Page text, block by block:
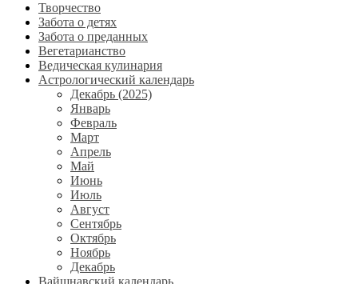
Творчество
Забота о детях
Забота о преданных
Вегетарианство
Ведическая кулинария
Астрологический календарь
Декабрь (2025)
Январь
Февраль
Март
Апрель
Май
Июнь
Июль
Август
Сентябрь
Октябрь
Ноябрь
Декабрь
Вайшнавский календарь